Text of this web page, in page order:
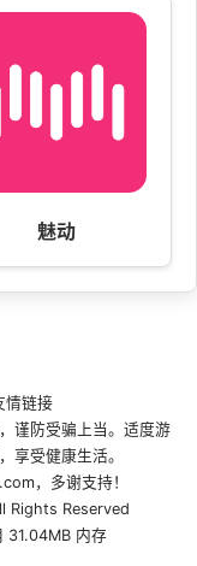
魅动
情链接
谨防受骗上当。适度游
享受健康生活。
，多谢支持！
Rights Reserved
31.04MB 内存